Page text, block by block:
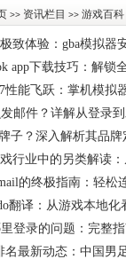
>> 资讯栏目 >> 游戏百科
致体验：gba模拟器
app下载技巧：解锁
性能飞跃：掌机模拟
邮件？详解从登录
子？深入解析其品
行业中的另类解读
的终极指南：轻
翻译：从游戏本地
登录的问题：完整
名最新动态：中国男